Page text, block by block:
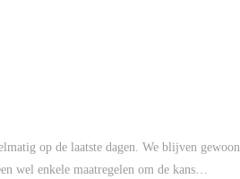
op de laatste dagen. We blijven gewoon
wel enkele maatregelen om de kans…